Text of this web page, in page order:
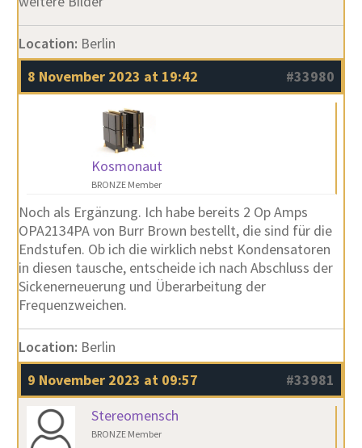
Location: Berlin
8 November 2023 at 19:42
#33980
Kosmonaut
BRONZE Member
Noch als Ergänzung. Ich habe bereits 2 Op Amps
OPA2134PA von Burr Brown bestellt, die sind für die
Endstufen. Ob ich die wirklich nebst Kondensatoren
in diesen tausche, entscheide ich nach Abschluss der
Sickenerneuerung und Überarbeitung der
Frequenzweichen.
Location: Berlin
9 November 2023 at 09:57
#33981
Stereomensch
BRONZE Member